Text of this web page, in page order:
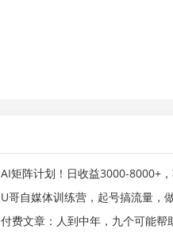
AI矩阵计划！日收益3000-8000+，项目绿色长久，安全合规靠谱
U哥自媒体训练营，起号搞流量，做爆
付费文章：人到中年，九个可能帮